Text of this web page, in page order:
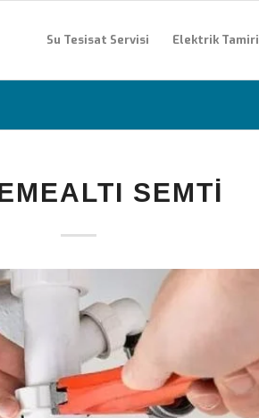
Su Tesisat Servisi Elektrik Tamiri
SEMTI